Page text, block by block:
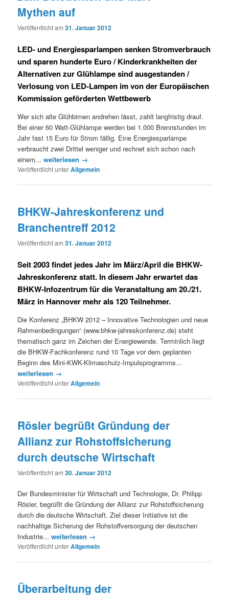
Mythen auf
Veröffentlicht am31. Januar 2012
LED- und Energiesparlampen senken Stromverbrauch
und sparen hunderte Euro / Kinderkrankheiten der
Alternativen zur Glühlampe sind ausgestanden /
Verlosung von LED-Lampen im von der Europäischen
Kommission geförderten Wettbewerb
Wer sich alte Glühbirnen andrehen lässt, zahlt langfristig drauf.
Bei einer 60 Watt-Glühlampe werden bei 1.000 Brennstunden im
Jahr fast 15 Euro für Strom fällig. Eine Energiesparlampe
verbraucht zwei Drittel weniger und rechnet sich schon nach
einem...weiterlesen →
Veröffentlicht unterAllgemein
BHKW-Jahreskonferenz und
Branchentreff 2012
Veröffentlicht am31. Januar 2012
Seit 2003 findet jedes Jahr im März/April die BHKW-
Jahreskonferenz statt. In diesem Jahr erwartet das
BHKW-Infozentrum für die Veranstaltung am 20./21.
März in Hannover mehr als 120 Teilnehmer.
Die Konferenz „BHKW 2012 – Innovative Technologien und neue
Rahmenbedingungen“ (www.bhkw-jahreskonferenz.de) steht
thematisch ganz im Zeichen der Energiewende. Terminlich liegt
die BHKW-Fachkonferenz rund 10 Tage vor dem geplanten
Beginn des Mini-KWK-Klimaschutz-Impulsprogramms...
weiterlesen →
Veröffentlicht unterAllgemein
Rösler begrüßt Gründung der
Allianz zur Rohstoffsicherung
durch deutsche Wirtschaft
Veröffentlicht am30. Januar 2012
Der Bundesminister für Wirtschaft und Technologie, Dr. Philipp
Rösler, begrüßt die Gründung der Allianz zur Rohstoffsicherung
durch die deutsche Wirtschaft. Ziel dieser Initiative ist die
nachhaltige Sicherung der Rohstoffversorgung der deutschen
Industrie...weiterlesen →
Veröffentlicht unterAllgemein
Überarbeitung der